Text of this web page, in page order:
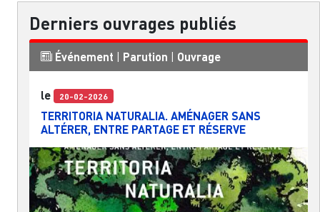
Derniers ouvrages publiés
Événement | Parution | Ouvrage
le 20-02-2026
TERRITORIA NATURALIA. AMÉNAGER SANS
ALTÉRER, ENTRE PARTAGE ET RÉSERVE